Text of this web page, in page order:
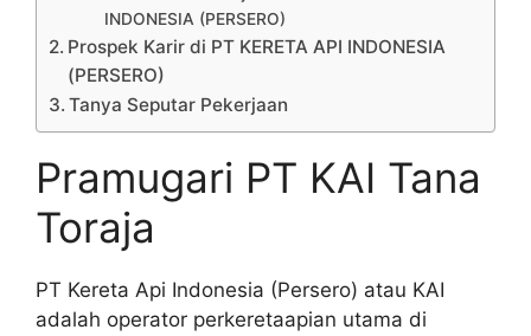
INDONESIA (PERSERO)
Prospek Karir di PT KERETA API INDONESIA
(PERSERO)
Tanya Seputar Pekerjaan
Pramugari PT KAI Tana
Toraja
PT Kereta Api Indonesia (Persero) atau KAI
adalah operator perkeretaapian utama di